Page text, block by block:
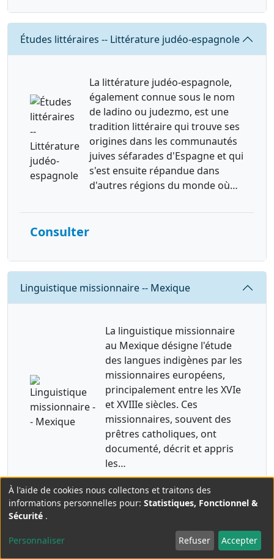
Requête
Études littéraires -- Littérature judéo-espagnole
La littérature judéo-espagnole,
également connue sous le nom
de ladino ou judezmo, est une
tradition littéraire qui trouve ses
origines dans les communautés
juives séfarades d'Espagne et qui
s'est ensuite répandue dans
d'autres régions du monde où…
Consulter
Requête
Linguistique missionnaire -- Mexique
La linguistique missionnaire
au Mexique désigne l'étude
des langues indigènes par les
missionnaires européens,
principalement entre les XVIe
et XVIIIe siècles. Ces
missionnaires, souvent des
prêtres catholiques, ont
documenté, décrit et appris
les…
Consulter
Use
of
personal
À l'aide de cookies nous collectons et traitons des
informations personnelles pour: Statistiques, Fonctionnel &
Sécurité .
Personnaliser Refuser Accepter